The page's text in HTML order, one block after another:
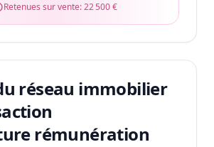
Retenues sur vente:22 500 €
réseau immobilier
rémunération